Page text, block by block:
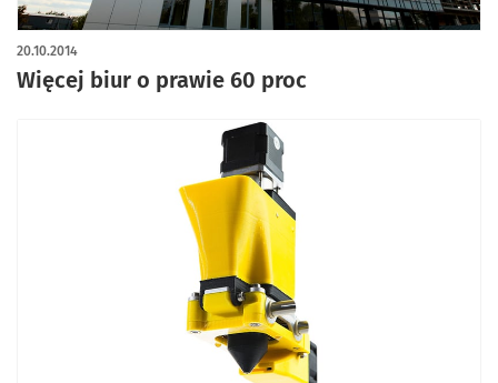
Więcej biur o prawie 60 proc
20.10.2014